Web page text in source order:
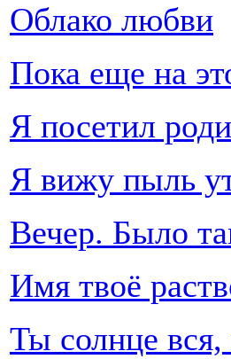
Облако любви
Пока еще на
Я посетил
Я вижу пыль
Вечер. Было
Имя твоё
Ты солнце